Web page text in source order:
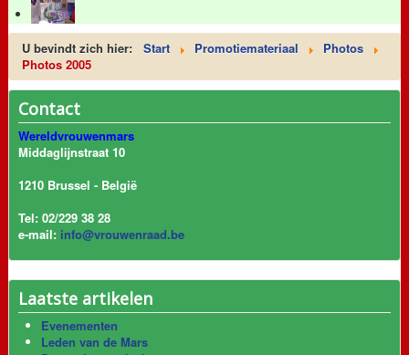
U bevindt zich hier: Start Promotiemateriaal
Photos
Photos 2005
Contact
Wereldvrouwenmars
Middaglijnstraat 10
1210 Brussel - België
Tel: 02/229 38 28
e-mail: info@vrouwenraad.be
Laatste artikelen
Evenementen
Leden van de Mars